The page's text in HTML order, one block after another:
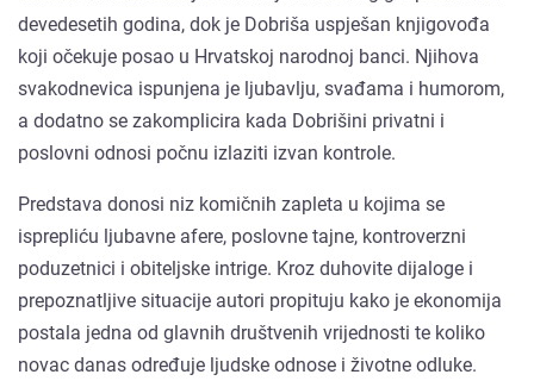
devedesetih godina, dok je Dobriša uspješan knjigovođa
koji očekuje posao u Hrvatskoj narodnoj banci. Njihova
svakodnevica ispunjena je ljubavlju, svađama i humorom,
a dodatno se zakomplicira kada Dobrišini privatni i
poslovni odnosi počnu izlaziti izvan kontrole.
Predstava donosi niz komičnih zapleta u kojima se
isprepliću ljubavne afere, poslovne tajne, kontroverzni
poduzetnici i obiteljske intrige. Kroz duhovite dijaloge i
prepoznatljive situacije autori propituju kako je ekonomija
postala jedna od glavnih društvenih vrijednosti te koliko
novac danas određuje ljudske odnose i životne odluke.